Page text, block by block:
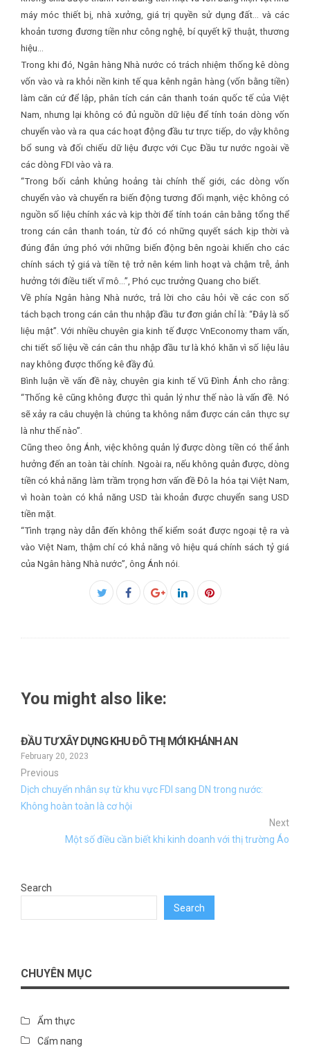
máy móc thiết bị, nhà xưởng, giá trị quyền sử dụng đất… và các
khoản tương đương tiền như công nghệ, bí quyết kỹ thuật, thương
hiệu…
Trong khi đó, Ngân hàng Nhà nước có trách nhiệm thống kê dòng
vốn vào và ra khỏi nền kinh tế qua kênh ngân hàng (vốn bằng tiền)
làm căn cứ để lập, phân tích cán cân thanh toán quốc tế của Việt
Nam, nhưng lại không có đủ nguồn dữ liệu để tính toán dòng vốn
chuyển vào và ra qua các hoạt động đầu tư trực tiếp, do vậy không
bổ sung và đối chiếu dữ liệu được với Cục Đầu tư nước ngoài về
các dòng FDI vào và ra.
“Trong bối cảnh khủng hoảng tài chính thế giới, các dòng vốn
chuyển vào và chuyển ra biến động tương đối mạnh, việc không có
nguồn số liệu chính xác và kịp thời để tính toán cân bằng tổng thể
trong cán cân thanh toán, từ đó có những quyết sách kịp thời và
đúng đắn ứng phó với những biến động bên ngoài khiến cho các
chính sách tỷ giá và tiền tệ trở nên kém linh hoạt và chậm trễ, ảnh
hưởng tới điều tiết vĩ mô…”, Phó cục trưởng Quang cho biết.
Về phía Ngân hàng Nhà nước, trả lời cho câu hỏi về các con số
tách bạch trong cán cân thu nhập đầu tư đơn giản chỉ là: “Đây là số
liệu mật”. Với nhiều chuyên gia kinh tế được VnEconomy tham vấn,
chi tiết số liệu về cán cân thu nhập đầu tư là khó khăn vì số liệu lâu
nay không được thống kê đầy đủ.
Bình luận về vấn đề này, chuyên gia kinh tế Vũ Đình Ánh cho rằng:
“Thống kê cũng không được thì quản lý như thế nào là vấn đề. Nó
sẽ xảy ra câu chuyện là chúng ta không nắm được cán cân thực sự
là như thế nào”.
Cũng theo ông Ánh, việc không quản lý được dòng tiền có thể ảnh
hưởng đến an toàn tài chính. Ngoài ra, nếu không quản được, dòng
tiền có khả năng làm trầm trọng hơn vấn đề Đô la hóa tại Việt Nam,
vì hoàn toàn có khả năng USD tài khoản được chuyển sang USD
tiền mặt.
“Tình trạng này dẫn đến không thể kiểm soát được ngoại tệ ra và
vào Việt Nam, thậm chí có khả năng vô hiệu quá chính sách tỷ giá
của Ngân hàng Nhà nước”, ông Ánh nói.
Facebook
You might also like:
ĐẦU TƯ XÂY DỰNG KHU ĐÔ THỊ MỚI KHÁNH AN
February 20, 2023
Previous
Dịch chuyển nhân sự từ khu vực FDI sang DN trong nước:
Không hoàn toàn là cơ hội
Next
Một số điều cần biết khi kinh doanh với thị trường Áo
Search
Search
CHUYÊN MỤC
Ẩm thực
Cẩm nang